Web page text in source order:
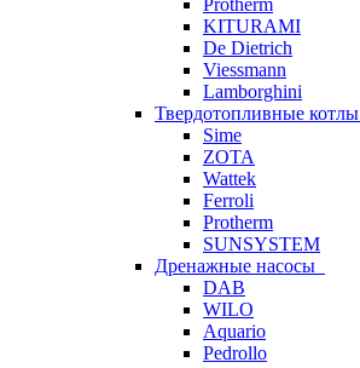
Protherm
KITURAMI
De Dietrich
Viessmann
Lamborghini
Твердотопливные котлы
Sime
ZOTA
Wattek
Ferroli
Protherm
SUNSYSTEM
Дренажные насосы
DAB
WILO
Aquario
Pedrollo